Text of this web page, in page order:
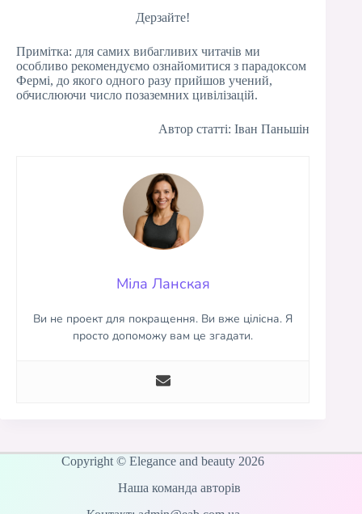
Дерзайте!
Примітка: для самих вибагливих читачів ми
особливо рекомендуємо ознайомитися з парадоксом
Фермі, до якого одного разу прийшов учений,
обчислюючи число позаземних цивілізацій.
Автор статті: Іван Паньшін
Міла Ланская
Ви не проект для покращення. Ви вже цілісна. Я
просто допоможу вам це згадати.
Copyright © Elegance and beauty 2026
Наша команда авторів